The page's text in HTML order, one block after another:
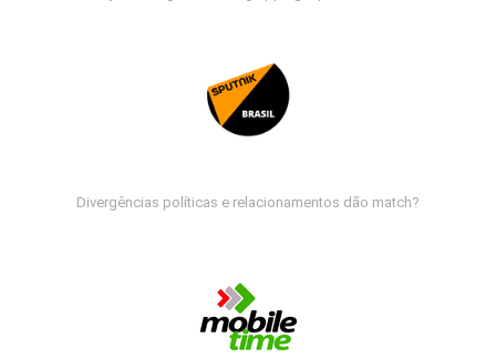
Divergências políticas e relacionamentos dão match?